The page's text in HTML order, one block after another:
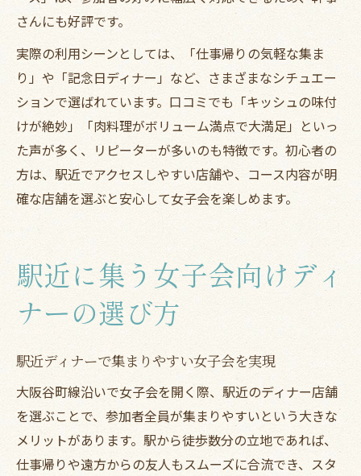
さんにも好評です。
実際の利用シーンとしては、「仕事帰りの気軽な集ま
り」や「記念日ディナー」など、さまざまなシチュエー
ションで選ばれています。口コミでも「キッシュの味付
けが絶妙」「肉料理がボリューム満点で大満足」といっ
た声が多く、リピーターが多いのも特徴です。初心者の
方は、駅近でアクセスしやすい店舗や、コース内容が明
確な店舗を選ぶと安心して女子会を楽しめます。
駅近に集う女子会向けディ
ナーの選び方
駅近ディナーで集まりやすい女子会を実現
大阪谷町線沿いで女子会を開く際、駅近のディナー店舗
を選ぶことで、参加者全員が集まりやすいという大きな
メリットがあります。駅から徒歩数分の立地であれば、
仕事帰りや遠方からの友人もスムーズに合流でき、スタ